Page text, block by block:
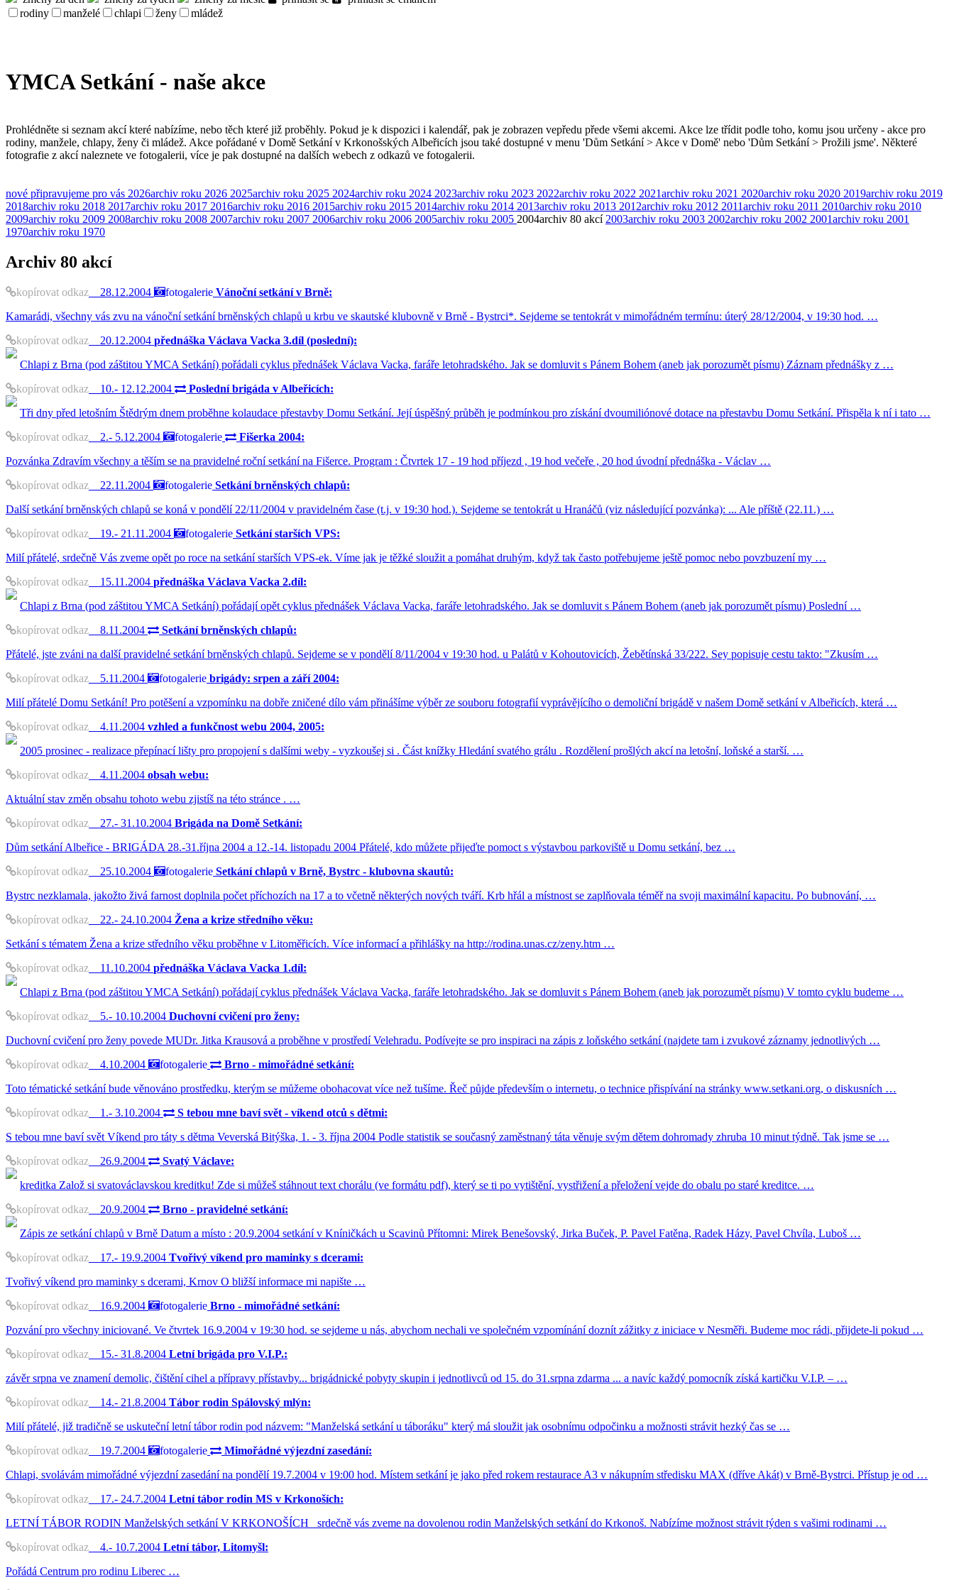
rodiny
manželé chlapi ženy mládež
YMCA Setkání - naše akce
Prohlédněte si seznam akcí které nabízíme, nebo těch které již proběhly. Pokud je k dispozici i kalendář, pak je zobrazen vepředu přede všemi akcemi. Akce lze třídit podle toho, komu jsou určeny - akce pro
rodiny, manžele, chlapy, ženy či mládež. Akce pořádané v Domě Setkání v Krkonošských Albeřicích jsou také dostupné v menu 'Dům Setkání > Akce v Domě' nebo 'Dům Setkání > Prožili jsme'. Některé
fotografie z akcí naleznete ve fotogalerii, více je pak dostupné na dalších webech z odkazů ve fotogalerii.
nové připravujeme pro vás 2026archiv roku 2026 2025archiv roku 2025 2024archiv roku 2024 2023archiv roku 2023 2022archiv roku 2022 2021archiv roku 2021 2020archiv roku 2020 2019archiv roku 2019
2018archiv roku 2018 2017archiv roku 2017 2016archiv roku 2016 2015archiv roku 2015 2014archiv roku 2014 2013archiv roku 2013 2012archiv roku 2012 2011archiv roku 2011 2010archiv roku 2010
2009archiv roku 2009 2008archiv roku 2008 2007archiv roku 2007 2006archiv roku 2006 2005archiv roku 2005 2004archiv 80 akcí 2003archiv roku 2003 2002archiv roku 2002 2001archiv roku 2001
1970archiv roku 1970
Archiv 80 akcí
kopírovat odkaz 28.12.2004 fotogalerie Vánoční setkání v Brně:
Kamarádi, všechny vás zvu na vánoční setkání brněnských chlapů u krbu ve skautské klubovně v Brně - Bystrci*. Sejdeme se tentokrát v mimořádném termínu: úterý 28/12/2004, v 19:30 hod. …
kopírovat odkaz 20.12.2004 přednáška Václava Vacka 3.díl (poslední):
Chlapi z Brna (pod záštitou YMCA Setkání) pořádali cyklus přednášek Václava Vacka, faráře letohradského. Jak se domluvit s Pánem Bohem (aneb jak porozumět písmu) Záznam přednášky z …
kopírovat odkaz 10.- 12.12.2004
Poslední brigáda v Albeřicích:
Tři dny před letošním Štědrým dnem proběhne kolaudace přestavby Domu Setkání. Její úspěšný průběh je podmínkou pro získání dvoumiliónové dotace na přestavbu Domu Setkání. Přispěla k ní i tato …
kopírovat odkaz 2.- 5.12.2004 fotogalerie
Fišerka 2004:
Pozvánka Zdravím všechny a těším se na pravidelné roční setkání na Fišerce. Program : Čtvrtek 17 - 19 hod příjezd , 19 hod večeře , 20 hod úvodní přednáška - Václav …
kopírovat odkaz 22.11.2004 fotogalerie Setkání brněnských chlapů:
Další setkání brněnských chlapů se koná v pondělí 22/11/2004 v pravidelném čase (t.j. v 19:30 hod.). Sejdeme se tentokrát u Hranáčů (viz následující pozvánka): ... Ale příště (22.11.) …
kopírovat odkaz 19.- 21.11.2004 fotogalerie Setkání starších VPS:
Milí přátelé, srdečně Vás zveme opět po roce na setkání starších VPS-ek. Víme jak je těžké sloužit a pomáhat druhým, když tak často potřebujeme ještě pomoc nebo povzbuzení my …
kopírovat odkaz 15.11.2004 přednáška Václava Vacka 2.díl:
Chlapi z Brna (pod záštitou YMCA Setkání) pořádají opět cyklus přednášek Václava Vacka, faráře letohradského. Jak se domluvit s Pánem Bohem (aneb jak porozumět písmu) Poslední …
kopírovat odkaz 8.11.2004
Setkání brněnských chlapů:
Přátelé, jste zváni na další pravidelné setkání brněnských chlapů. Sejdeme se v pondělí 8/11/2004 v 19:30 hod. u Palátů v Kohoutovicích, Žebětínská 33/222. Sey popisuje cestu takto: "Zkusím …
kopírovat odkaz 5.11.2004 fotogalerie brigády: srpen a září 2004:
Milí přátelé Domu Setkání! Pro potěšení a vzpomínku na dobře zničené dílo vám přinášíme výběr ze souboru fotografií vyprávějícího o demoliční brigádě v našem Domě setkání v Albeřicích, která …
kopírovat odkaz 4.11.2004 vzhled a funkčnost webu 2004, 2005:
2005 prosinec - realizace přepínací lišty pro propojení s dalšími weby - vyzkoušej si . Část knížky Hledání svatého grálu . Rozdělení prošlých akcí na letošní, loňské a starší. …
kopírovat odkaz 4.11.2004 obsah webu:
Aktuální stav změn obsahu tohoto webu zjistíš na této stránce . …
kopírovat odkaz 27.- 31.10.2004 Brigáda na Domě Setkání:
Dům setkání Albeřice - BRIGÁDA 28.-31.října 2004 a 12.-14. listopadu 2004 Přátelé, kdo můžete přijeďte pomoct s výstavbou parkoviště u Domu setkání, bez …
kopírovat odkaz 25.10.2004 fotogalerie Setkání chlapů v Brně, Bystrc - klubovna skautů:
Bystrc nezklamala, jakožto živá farnost doplnila počet příchozích na 17 a to včetně některých nových tváří. Krb hřál a místnost se zaplňovala téměř na svoji maximální kapacitu. Po bubnování, …
kopírovat odkaz 22.- 24.10.2004 Žena a krize středního věku:
Setkání s tématem Žena a krize středního věku proběhne v Litoměřicích. Více informací a přihlášky na http://rodina.unas.cz/zeny.htm …
kopírovat odkaz 11.10.2004 přednáška Václava Vacka 1.díl:
Chlapi z Brna (pod záštitou YMCA Setkání) pořádají cyklus přednášek Václava Vacka, faráře letohradského. Jak se domluvit s Pánem Bohem (aneb jak porozumět písmu) V tomto cyklu budeme …
kopírovat odkaz 5.- 10.10.2004 Duchovní cvičení pro ženy:
Duchovní cvičení pro ženy povede MUDr. Jitka Krausová a proběhne v prostředí Velehradu. Podívejte se pro inspiraci na zápis z loňského setkání (najdete tam i zvukové záznamy jednotlivých …
kopírovat odkaz 4.10.2004 fotogalerie
Brno - mimořádné setkání:
Toto tématické setkání bude věnováno prostředku, kterým se můžeme obohacovat více než tušíme. Řeč půjde především o internetu, o technice přispívání na stránky www.setkani.org, o diskusních …
kopírovat odkaz 1.- 3.10.2004
S tebou mne baví svět - víkend otců s dětmi:
S tebou mne baví svět Víkend pro táty s dětma Veverská Bitýška, 1. - 3. října 2004 Podle statistik se současný zaměstnaný táta věnuje svým dětem dohromady zhruba 10 minut týdně. Tak jsme se …
kopírovat odkaz 26.9.2004
Svatý Václave:
kreditka Založ si svatováclavskou kreditku! Zde si můžeš stáhnout text chorálu (ve formátu pdf), který se ti po vytištění, vystřižení a přeložení vejde do obalu po staré kreditce. …
kopírovat odkaz 20.9.2004
Brno - pravidelné setkání:
Zápis ze setkání chlapů v Brně Datum a místo : 20.9.2004 setkání v Kníničkách u Scavinů Přítomni: Mirek Benešovský, Jirka Buček, P. Pavel Fatěna, Radek Házy, Pavel Chvíla, Luboš …
kopírovat odkaz 17.- 19.9.2004 Tvořivý víkend pro maminky s dcerami:
Tvořivý víkend pro maminky s dcerami, Krnov O bližší informace mi napište …
kopírovat odkaz 16.9.2004 fotogalerie Brno - mimořádné setkání:
Pozvání pro všechny iniciované. Ve čtvrtek 16.9.2004 v 19:30 hod. se sejdeme u nás, abychom nechali ve společném vzpomínání doznít zážitky z iniciace v Nesměři. Budeme moc rádi, přijdete-li pokud …
kopírovat odkaz 15.- 31.8.2004 Letní brigáda pro V.I.P.:
závěr srpna ve znamení demolic, čištění cihel a přípravy přístavby... brigádnické pobyty skupin i jednotlivců od 15. do 31.srpna zdarma ... a navíc každý pomocník získá kartičku V.I.P. – …
kopírovat odkaz 14.- 21.8.2004 Tábor rodin Spálovský mlýn:
Milí přátelé, již tradičně se uskuteční letní tábor rodin pod názvem: "Manželská setkání u táboráku" který má sloužit jak osobnímu odpočinku a možnosti strávit hezký čas se …
kopírovat odkaz 19.7.2004 fotogalerie
Mimořádné výjezdní zasedání:
Chlapi, svolávám mimořádné výjezdní zasedání na pondělí 19.7.2004 v 19:00 hod. Místem setkání je jako před rokem restaurace A3 v nákupním středisku MAX (dříve Akát) v Brně-Bystrci. Přístup je od …
kopírovat odkaz 17.- 24.7.2004 Letní tábor rodin MS v Krkonoších:
LETNÍ TÁBOR RODIN Manželských setkání V KRKONOŠÍCH srdečně vás zveme na dovolenou rodin Manželských setkání do Krkonoš. Nabízíme možnost strávit týden s vašimi rodinami …
kopírovat odkaz 4.- 10.7.2004 Letní tábor, Litomyšl:
Pořádá Centrum pro rodinu Liberec …